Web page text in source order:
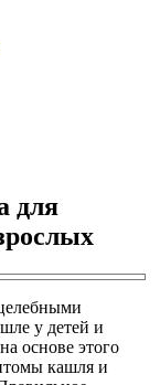
для
у детей и
основе этого
кашля и